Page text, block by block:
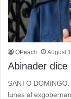
QPeach August
Abinader
SANTO
lunes al